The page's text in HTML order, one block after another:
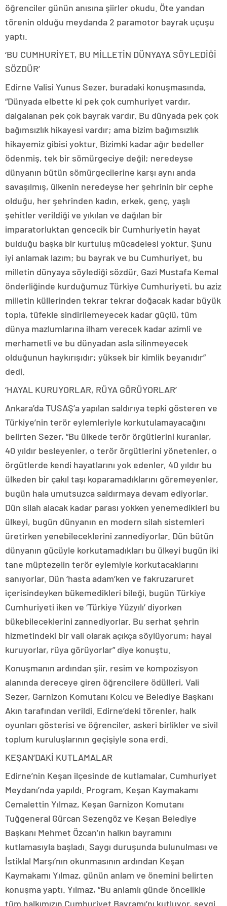
öğrenciler günün anısına şiirler okudu. Öte yandan
törenin olduğu meydanda 2 paramotor bayrak uçuşu
yaptı.
‘BU CUMHURİYET, BU MİLLETİN DÜNYAYA SÖYLEDİĞİ
SÖZDÜR’
Edirne Valisi Yunus Sezer, buradaki konuşmasında,
“Dünyada elbette ki pek çok cumhuriyet vardır,
dalgalanan pek çok bayrak vardır. Bu dünyada pek çok
bağımsızlık hikayesi vardır; ama bizim bağımsızlık
hikayemiz gibisi yoktur. Bizimki kadar ağır bedeller
ödenmiş, tek bir sömürgeciye değil; neredeyse
dünyanın bütün sömürgecilerine karşı aynı anda
savaşılmış, ülkenin neredeyse her şehrinin bir cephe
olduğu, her şehrinden kadın, erkek, genç, yaşlı
şehitler verildiği ve yıkılan ve dağılan bir
imparatorluktan gencecik bir Cumhuriyetin hayat
bulduğu başka bir kurtuluş mücadelesi yoktur. Şunu
iyi anlamak lazım; bu bayrak ve bu Cumhuriyet, bu
milletin dünyaya söylediği sözdür. Gazi Mustafa Kemal
önderliğinde kurduğumuz Türkiye Cumhuriyeti, bu aziz
milletin küllerinden tekrar tekrar doğacak kadar büyük
topla, tüfekle sindirilemeyecek kadar güçlü, tüm
dünya mazlumlarına ilham verecek kadar azimli ve
merhametli ve bu dünyadan asla silinmeyecek
olduğunun haykırışıdır; yüksek bir kimlik beyanıdır”
dedi.
‘HAYAL KURUYORLAR, RÜYA GÖRÜYORLAR’
Ankara’da TUSAŞ’a yapılan saldırıya tepki gösteren ve
Türkiye’nin terör eylemleriyle korkutulamayacağını
belirten Sezer, “Bu ülkede terör örgütlerini kuranlar,
40 yıldır besleyenler, o terör örgütlerini yönetenler, o
örgütlerde kendi hayatlarını yok edenler, 40 yıldır bu
ülkeden bir çakıl taşı koparamadıklarını göremeyenler,
bugün hala umutsuzca saldırmaya devam ediyorlar.
Dün silah alacak kadar parası yokken yenemedikleri bu
ülkeyi, bugün dünyanın en modern silah sistemleri
üretirken yenebileceklerini zannediyorlar. Dün bütün
dünyanın gücüyle korkutamadıkları bu ülkeyi bugün iki
tane müptezelin terör eylemiyle korkutacaklarını
sanıyorlar. Dün ‘hasta adam’ken ve fakruzaruret
içerisindeyken bükemedikleri bileği, bugün Türkiye
Cumhuriyeti iken ve ‘Türkiye Yüzyılı’ diyorken
bükebileceklerini zannediyorlar. Bu serhat şehrin
hizmetindeki bir vali olarak açıkça söylüyorum; hayal
kuruyorlar, rüya görüyorlar” diye konuştu.
Konuşmanın ardından şiir, resim ve kompozisyon
alanında dereceye giren öğrencilere ödülleri, Vali
Sezer, Garnizon Komutanı Kolcu ve Belediye Başkanı
Akın tarafından verildi. Edirne’deki törenler, halk
oyunları gösterisi ve öğrenciler, askeri birlikler ve sivil
toplum kuruluşlarının geçişiyle sona erdi.
KEŞAN’DAKİ KUTLAMALAR
Edirne’nin Keşan ilçesinde de kutlamalar, Cumhuriyet
Meydanı’nda yapıldı. Program, Keşan Kaymakamı
Cemalettin Yılmaz, Keşan Garnizon Komutanı
Tuğgeneral Gürcan Sezengöz ve Keşan Belediye
Başkanı Mehmet Özcan’ın halkın bayramını
kutlamasıyla başladı. Saygı duruşunda bulunulması ve
İstiklal Marşı’nın okunmasının ardından Keşan
Kaymakamı Yılmaz, günün anlam ve önemini belirten
konuşma yaptı. Yılmaz, “Bu anlamlı günde öncelikle
tüm halkımızın Cumhuriyet Bayramı’nı kutluyor, sevgi